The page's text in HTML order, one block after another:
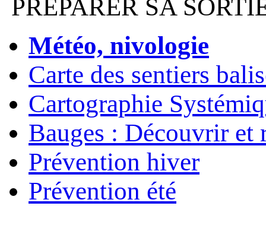
PREPARER SA
Météo, nivologie
Carte des sentiers
Cartographie
Bauges : Découvrir et
Prévention hiver
Prévention été